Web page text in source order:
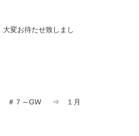
変お待たせ致しまし
＃７～GW ⇒ １月